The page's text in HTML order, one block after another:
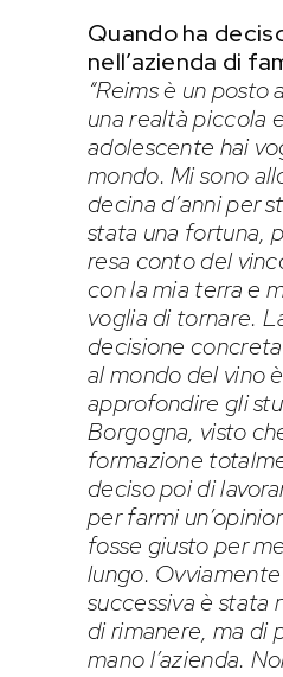
Quando ha
nell’azienda di
“Reims è un posto
una realtà piccola
adolescente hai
mondo. Mi sono
decina d’anni per
stata una fortuna,
resa conto del
con la mia terra e
voglia di tornare.
decisione
al mondo del vino
approfondire gli
Borgogna, visto
formazione
deciso poi di
per farmi
fosse giusto per
lungo.
successiva è stata
di rimanere, ma di
mano l’azienda.